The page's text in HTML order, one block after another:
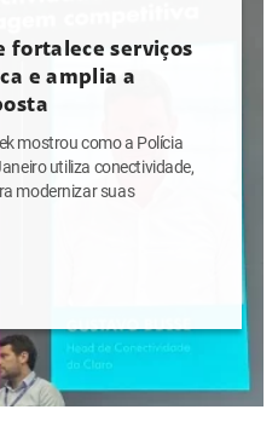
fortalece serviços
e amplia a
mostrou como a Polícia
utiliza conectividade,
modernizar suas